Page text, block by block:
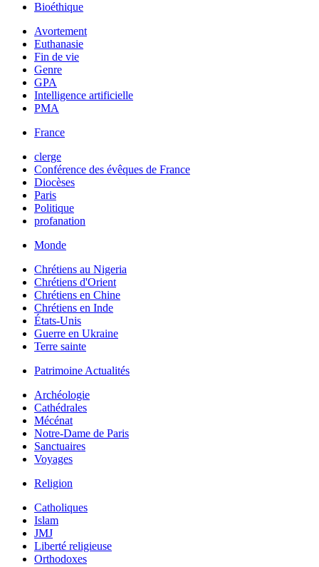
Bioéthique
Avortement
Euthanasie
Fin de vie
Genre
GPA
Intelligence artificielle
PMA
France
clerge
Conférence des évêques de France
Diocèses
Paris
Politique
profanation
Monde
Chrétiens au Nigeria
Chrétiens d'Orient
Chrétiens en Chine
Chrétiens en Inde
États-Unis
Guerre en Ukraine
Terre sainte
Patrimoine Actualités
Archéologie
Cathédrales
Mécénat
Notre-Dame de Paris
Sanctuaires
Voyages
Religion
Catholiques
Islam
JMJ
Liberté religieuse
Orthodoxes